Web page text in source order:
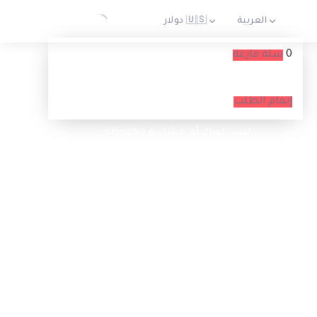
0 سلة فارغة
إتمام الطلب